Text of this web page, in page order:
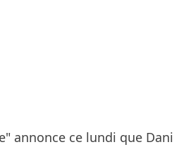
annonce ce lundi que Dani